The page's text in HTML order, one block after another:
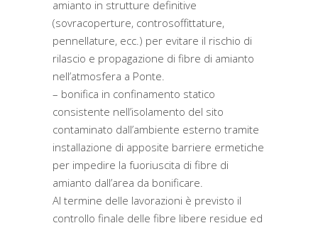
amianto in strutture definitive
(sovracoperture, controsoffittature,
pennellature, ecc.) per evitare il rischio di
rilascio e propagazione di fibre di amianto
nell’atmosfera a Ponte.
– bonifica in confinamento statico
consistente nell’isolamento del sito
contaminato dall’ambiente esterno tramite
installazione di apposite barriere ermetiche
per impedire la fuoriuscita di fibre di
amianto dall’area da bonificare.
Al termine delle lavorazioni è previsto il
controllo finale delle fibre libere residue ed